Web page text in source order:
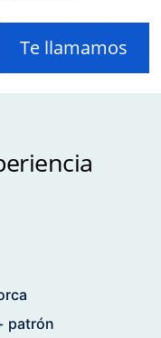
Te llamamos
patrón